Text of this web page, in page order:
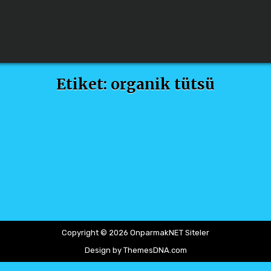
Etiket: organik tütsü
Copyright © 2026 OnparmakNET Siteler
Design by ThemesDNA.com